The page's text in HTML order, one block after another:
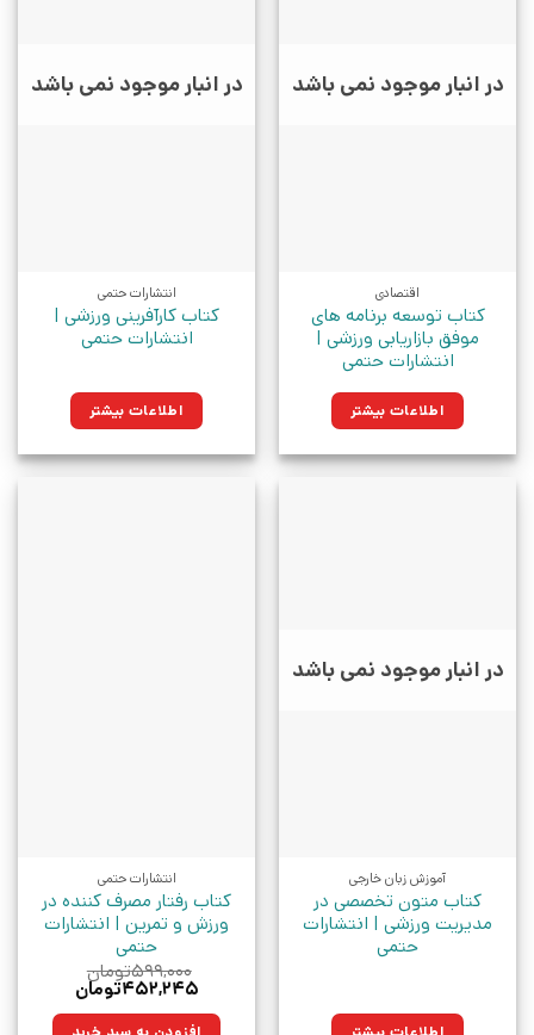
در انبار موجود نمی باشد
اقتصادی
کتاب توسعه برنامه های
موفق بازاریابی ورزشی |
انتشارات حتمی
اطلاعات بیشتر
در انبار موجود نمی باشد
انتشارات حتمی
کتاب کارآفرینی ورزشی |
انتشارات حتمی
اطلاعات بیشتر
در انبار موجود نمی باشد
آموزش زبان خارجی
کتاب متون تخصصی در
مدیریت ورزشی | انتشارات
حتمی
انتشارات حتمی
کتاب رفتار مصرف کننده در
ورزش و تمرین | انتشارات
حتمی
۵۹۹,۰۰۰تومان
قیمت
۵۹۹,۰۰۰تومان
۴۵۲,۲۴۵تومان
۴۵۲,۲۴۵تومان.